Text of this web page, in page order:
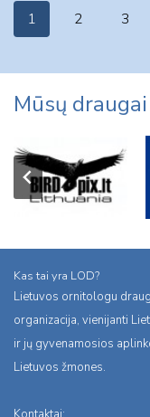
Page
1 2 3
Mūsų draugai
Kas tai yra LOD?
Lietuvos ornitologu
organizacija, vienijanti
ir jų gyvenamosios
Lietuvos žmones.